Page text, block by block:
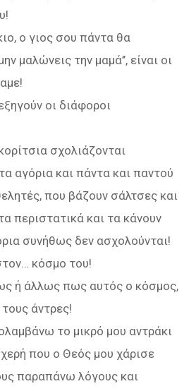
ο γιος σου πάντα θα
μαλώνεις την μαμά’’, είναι οι
οι διάφοροι
σχολιάζονται
αγόρια και πάντα και παντού
που βάζουν σάλτσες και
περιστατικά και τα κάνουν
συνήθως δεν ασχολούνται!
κόσμο του!
ή άλλως πως αυτός ο κόσμος,
άντρες!
το μικρό μου αντράκι
που ο Θεός μου χάρισε
παραπάνω λόγους και